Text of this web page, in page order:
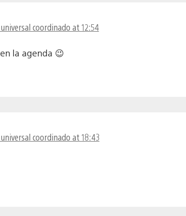
coordinado at 12:54
la agenda 😉
coordinado at 18:43